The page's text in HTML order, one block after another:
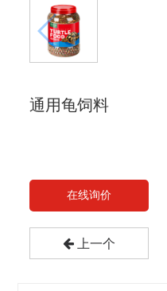
通用龟饲料
在线询价
上一个